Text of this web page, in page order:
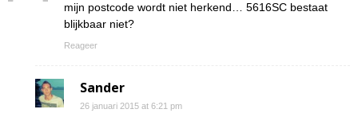
mijn postcode wordt niet herkend… 5616SC bestaat
blijkbaar niet?
Reageer
Sander
26 januari 2015 at 6:21 pm